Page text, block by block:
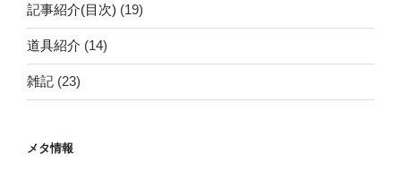
記事紹介(目次) (19)
道具紹介 (14)
雑記 (23)
メタ情報